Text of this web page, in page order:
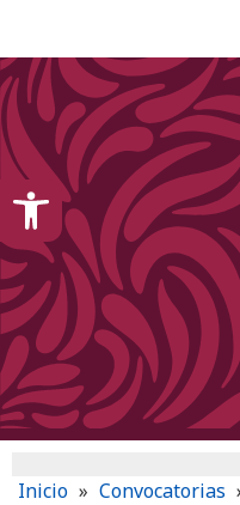
Inicio » Convocatorias
Open toolbar